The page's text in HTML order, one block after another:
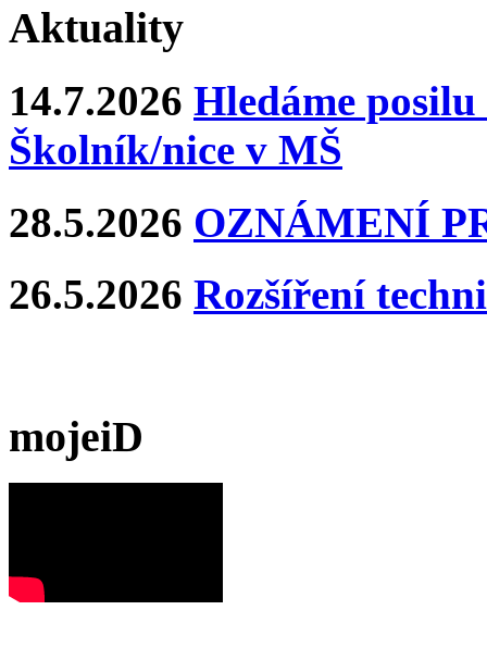
Aktuality
14.7.2026 Hledáme
Školník/nice v MŠ
28.5.2026 OZNÁMENÍ
26.5.2026 Rozšíření
mojeiD